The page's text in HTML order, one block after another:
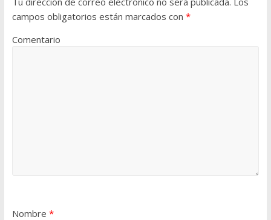
campos obligatorios están marcados con *
Comentario
Nombre *